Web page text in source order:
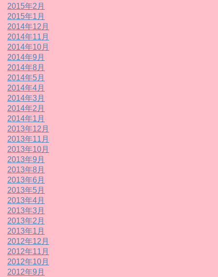
2015年2月
2015年1月
2014年12月
2014年11月
2014年10月
2014年9月
2014年8月
2014年5月
2014年4月
2014年3月
2014年2月
2014年1月
2013年12月
2013年11月
2013年10月
2013年9月
2013年8月
2013年6月
2013年5月
2013年4月
2013年3月
2013年2月
2013年1月
2012年12月
2012年11月
2012年10月
2012年9月